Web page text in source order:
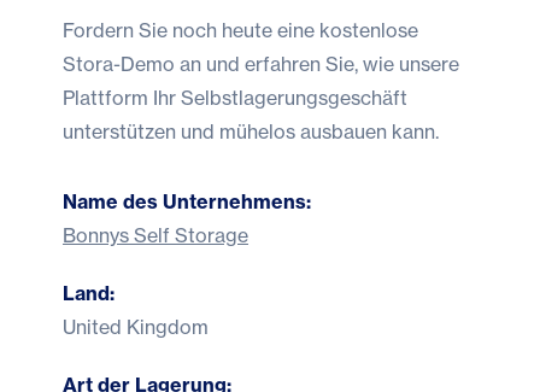
Fordern Sie noch heute eine kostenlose
Stora-Demo an und erfahren Sie, wie unsere
Plattform Ihr Selbstlagerungsgeschäft
unterstützen und mühelos ausbauen kann.
Name des Unternehmens:
Bonnys Self Storage
Land:
United Kingdom
Art der Lagerung: